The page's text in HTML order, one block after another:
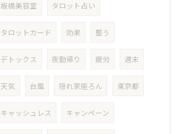
板橋美容室 タロット占い
タロットカード 効果 整う
デトックス 夜勤帰り 疲労 週末
天気 台風 隠れ家座ろん 東京都
キャッシュレス キャンペーン